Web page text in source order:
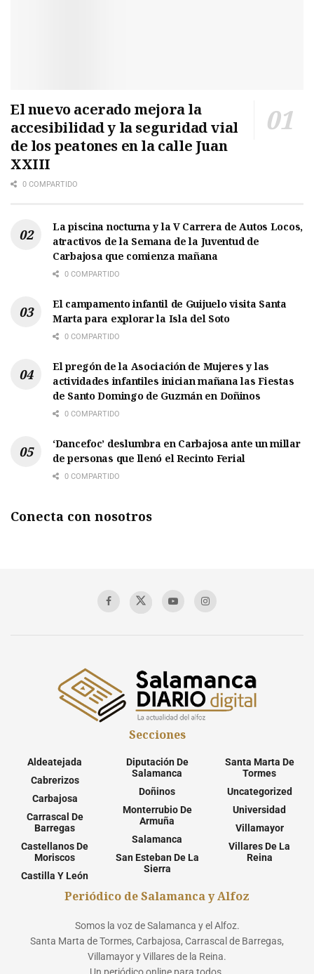
El nuevo acerado mejora la
accesibilidad y la seguridad vial
de los peatones en la calle Juan
XXIII
0 COMPARTIDO
La piscina nocturna y la V Carrera de Autos Locos,
atractivos de la Semana de la Juventud de
Carbajosa que comienza mañana
0 COMPARTIDO
El campamento infantil de Guijuelo visita Santa
Marta para explorar la Isla del Soto
0 COMPARTIDO
El pregón de la Asociación de Mujeres y las
actividades infantiles inician mañana las Fiestas
de Santo Domingo de Guzmán en Doñinos
0 COMPARTIDO
‘Dancefoc’ deslumbra en Carbajosa ante un millar
de personas que llenó el Recinto Ferial
0 COMPARTIDO
Conecta con nosotros
Secciones
Aldeatejada
Cabrerizos
Carbajosa
Carrascal De
Barregas
Castellanos De
Moriscos
Castilla Y León
Diputación De
Salamanca
Doñinos
Monterrubio De
Armuña
Salamanca
San Esteban De La
Sierra
Santa Marta De
Tormes
Uncategorized
Universidad
Villamayor
Villares De La
Reina
Periódico de Salamanca y Alfoz
Somos la voz de Salamanca y el Alfoz.
Santa Marta de Tormes, Carbajosa, Carrascal de Barregas,
Villamayor y Villares de la Reina.